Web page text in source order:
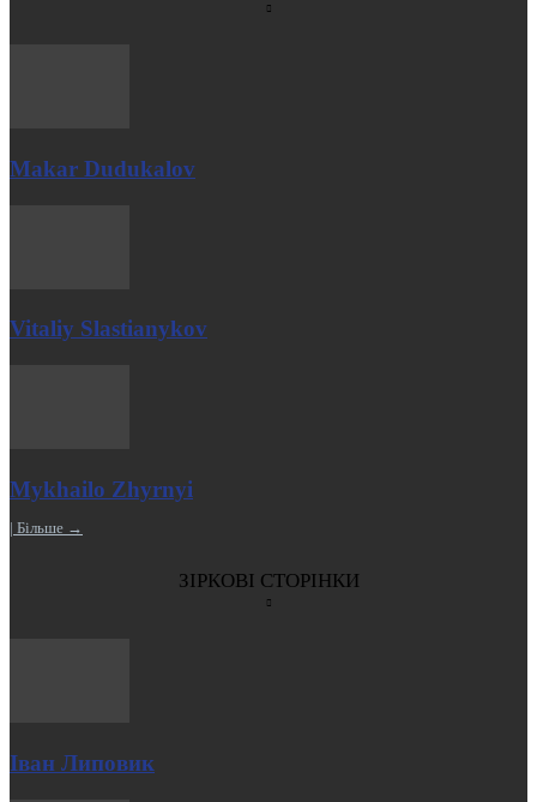
Makar Dudukalov
Vitaliy Slastianykov
Mykhailo Zhyrnyi
| Більше →
ЗІРКОВІ СТОРІНКИ
Іван Липовик